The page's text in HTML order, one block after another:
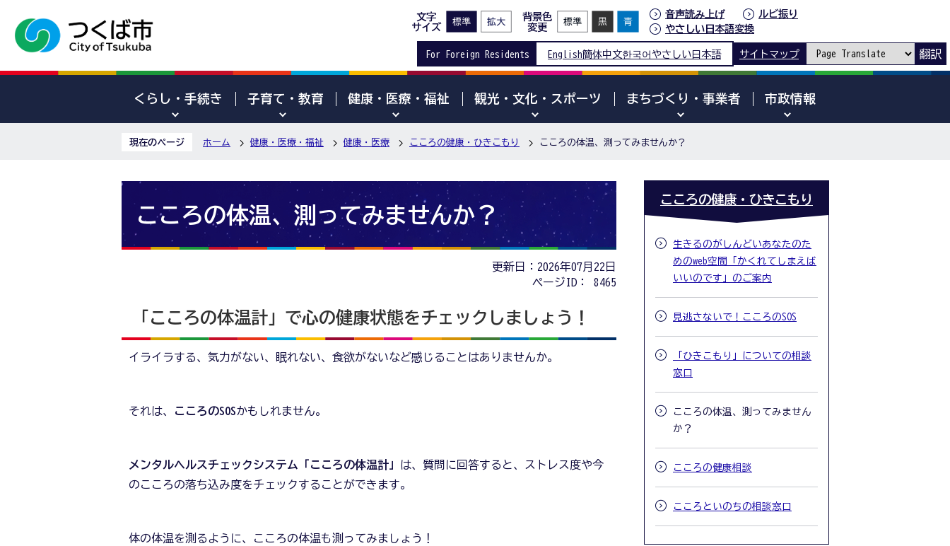
文字
サイズ
背景色
変更
音声読み上げ
ルビ振り
やさしい日本語変換
For Foreign Residents English簡体中文한국어 やさしい日本語 サイトマップ 翻訳
くらし・手続き 子育て・教育 健康・医療・福祉 観光・文化・スポーツ まちづくり・事業者 市政情報
現在のページ ホーム 健康・医療・福祉 健康・医療 こころの健康・ひきこもり こころの体温、測ってみませんか？
こころの体温、測ってみませんか？
更新日：2026年07月22日
ページID：
8465
「こころの体温計」で心の健康状態をチェックしましょう！
イライラする、気力がない、眠れない、食欲がないなど感じることはありませんか。
それは、 こころのSOSかもしれません。
メンタルヘルスチェックシステム「こころの体温計」 は、質問に回答すると、ストレス度や今
のこころの落ち込み度をチェックすることができます。
体の体温を測るように、こころの体温も測ってみましょう！
こころの健康・ひきこもり
生きるのがしんどいあなたのた
めのweb空間「かくれてしまえば
いいのです」のご案内
見逃さないで！こころのSOS
「ひきこもり」についての相談
窓口
こころの体温、測ってみません
か？
こころの健康相談
こころといのちの相談窓口